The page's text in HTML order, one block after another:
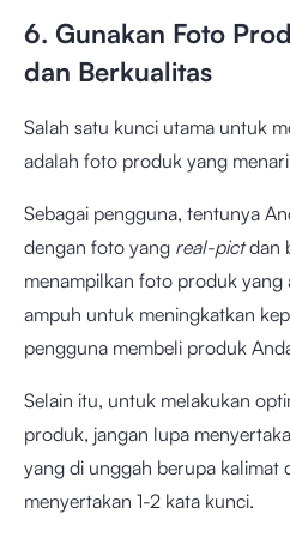
6. Gunakan Foto
dan Berkualitas
Salah satu kunci utama untuk
adalah foto produk yang
Sebagai pengguna, tentunya
dengan foto yang real-pictdan
menampilkan foto produk yang
ampuh untuk meningkatkan
pengguna membeli produk
Selain itu, untuk melakukan
produk, jangan lupa
yang di unggah berupa kalimat
menyertakan 1-2 kata kunci.